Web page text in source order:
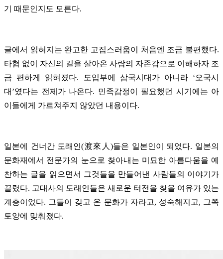
기 때문인지도 모른다.
글에서 읽혀지는 완고한 고집스러움이 처음엔 조금 불편했다.
타협 없이 자신의 길을 살아온 사람의 자존감으로 이해하자 조
금 편하게 읽혀졌다. 도입부에 삼국시대가 아니라 ‘오국시
대’였다는 전제가 나온다. 민족감정이 필요했던 시기에는 아
이들에게 가르쳐주지 않았던 내용이다.
일본에 건너간 도래인(渡來人)들은 일본인이 되었다. 일본의
문화재에서 전문가의 눈으로 찾아내는 미묘한 아름다움을 예
찬하는 글을 읽으면서 그것들을 만들어낸 사람들의 이야기가
끌렸다. 고대사의 도래인들은 새로운 터전을 찾을 여유가 있는
계층이었다. 그들이 갖고 온 문화가 자라고, 성숙해지고, 그쪽
토양에 맞춰졌다.